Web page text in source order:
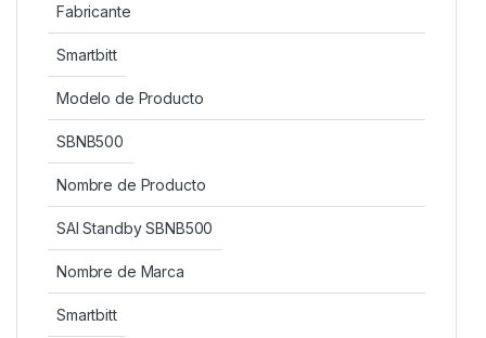
Fabricante
Smartbitt
Modelo de Producto
SBNB500
Nombre de Producto
SAI Standby SBNB500
Nombre de Marca
Smartbitt